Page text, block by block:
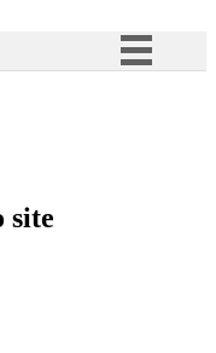
à informação
site